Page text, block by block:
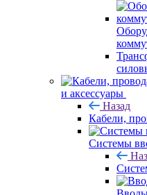
и аксессуары
Назад
Кабели,
Системы